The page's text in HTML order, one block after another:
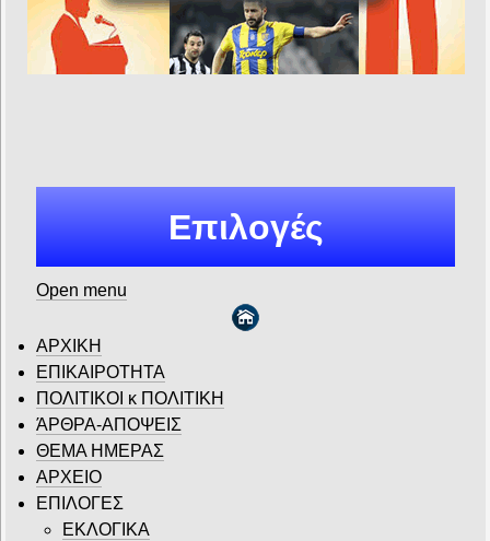
Επιλογές
Open menu
ΑΡΧΙΚΗ
ΕΠΙΚΑΙΡΟΤΗΤΑ
ΠΟΛΙΤΙΚΟΙ κ ΠΟΛΙΤΙΚΗ
ΆΡΘΡΑ-ΑΠΟΨΕΙΣ
ΘΕΜΑ ΗΜΕΡΑΣ
ΑΡΧΕΙΟ
ΕΠΙΛΟΓΕΣ
ΕΚΛΟΓΙΚΑ